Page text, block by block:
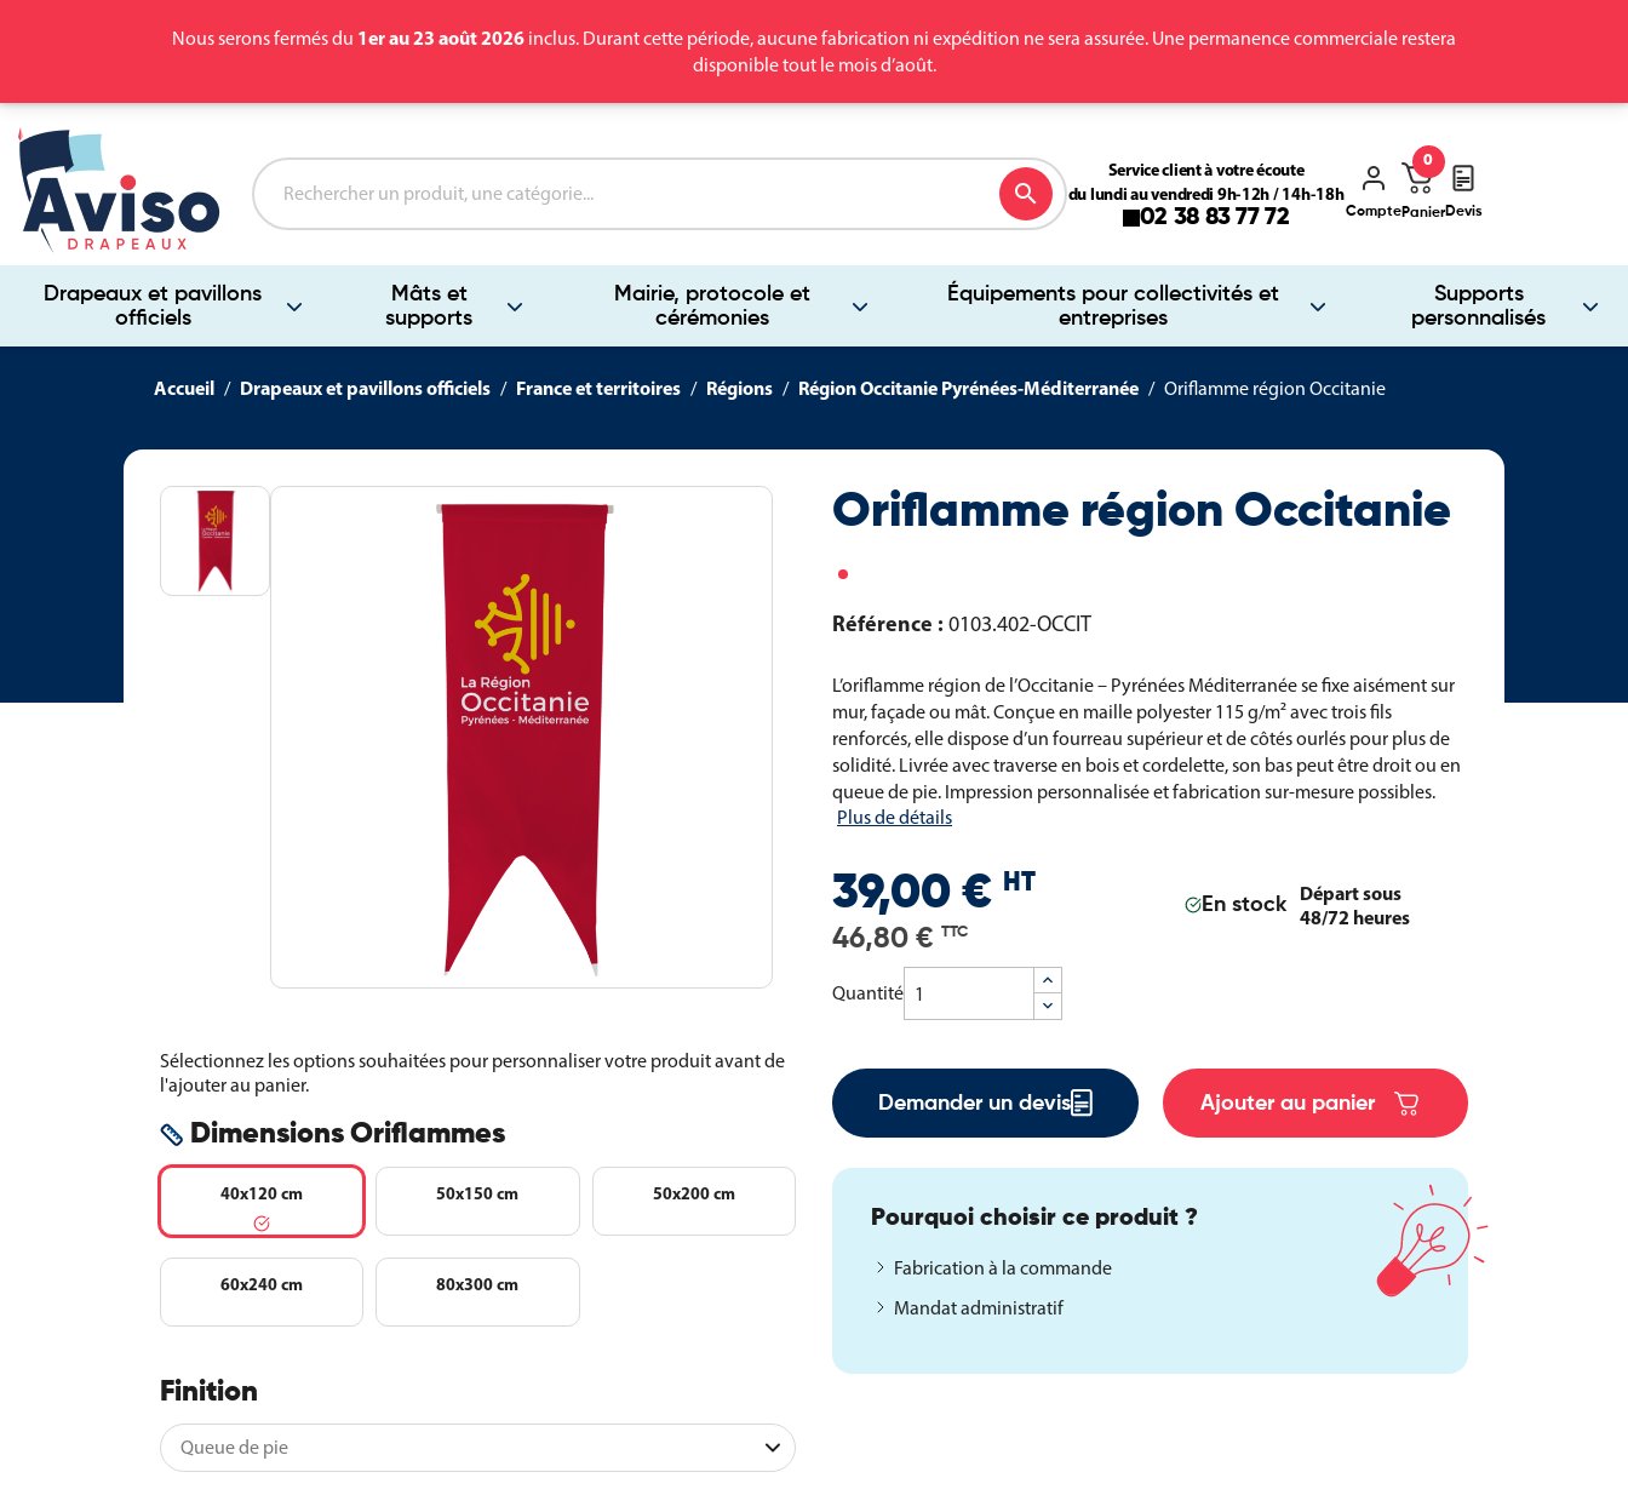
Nous serons fermés du 1er au 23 août 2026 inclus. Durant cette période, aucune fabrication ni expédition ne sera assurée. Une permanence commerciale restera
disponible tout le mois d’août.
Drapeaux et pavillons
officiels
Mâts et
supports
Mairie, protocole et
cérémonies
Équipements pour collectivités et
entreprises
Supports
personnalisés
search
Service client à votre écoute
du lundi au vendredi 9h-12h / 14h-18h
02 38 83 77 72 ComptePanier
0
Devis
Accueil Drapeaux et pavillons officiels France et territoires Régions Région Occitanie Pyrénées-Méditerranée Oriflamme région Occitanie
Sélectionnez les options souhaitées pour personnaliser votre produit avant de
l'ajouter au panier.
Dimensions Oriflammes
40x120 cm 50x150 cm 50x200 cm
60x240 cm 80x300 cm
Finition
Oriflamme région Occitanie
Référence : 0103.402-OCCIT
L’oriflamme région de l’Occitanie – Pyrénées Méditerranée se fixe aisément sur
mur, façade ou mât. Conçue en maille polyester 115 g/m² avec trois fils
renforcés, elle dispose d’un fourreau supérieur et de côtés ourlés pour plus de
solidité. Livrée avec traverse en bois et cordelette, son bas peut être droit ou en
queue de pie. Impression personnalisée et fabrication sur-mesure possibles.
Plus de détails
39,00 € HT
46,80 € TTC
En stock
Départ sous
48/72 heures
Quantité
Demander un devis Ajouter au panier
Pourquoi choisir ce produit ?
Fabrication à la commande
Mandat administratif